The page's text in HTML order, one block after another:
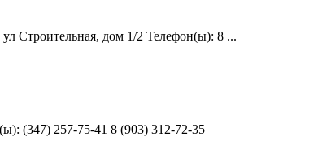
Строительная, дом 1/2 Телефон(ы): 8 ...
(347) 257-75-41 8 (903) 312-72-35